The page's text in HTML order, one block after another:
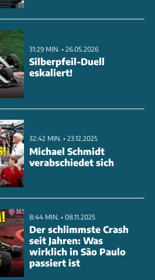
31:29 MIN. • 26.05.2026
Silberpfeil-Duell
eskaliert!
32:42 MIN. • 23.12.2025
Michael Schmidt
verabschiedet sich
8:44 MIN. • 08.11.2025
Der schlimmste Crash
seit Jahren: Was
wirklich in São Paulo
passiert ist